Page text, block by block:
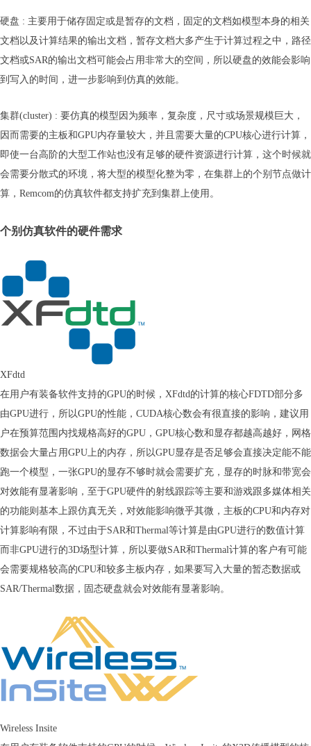
硬盘 : 主要用于储存固定或是暂存的文档，固定的文档如模型本身的相关
文档以及计算结果的输出文档，暂存文档大多产生于计算过程之中，路径
文档或SAR的输出文档可能会占用非常大的空间，所以硬盘的效能会影响
到写入的时间，进一步影响到仿真的效能。
集群(cluster) : 要仿真的模型因为频率，复杂度，尺寸或场景规模巨大，
因而需要的主板和GPU内存量较大，并且需要大量的CPU核心进行计算，
即使一台高阶的大型工作站也没有足够的硬件资源进行计算，这个时候就
会需要分散式的环境，将大型的模型化整为零，在集群上的个别节点做计
算，Remcom的仿真软件都支持扩充到集群上使用。
个别仿真软件的硬件需求
XFdtd
在用户有装备软件支持的GPU的时候，XFdtd的计算的核心FDTD部分多
由GPU进行，所以GPU的性能，CUDA核心数会有很直接的影响，建议用
户在预算范围内找规格高好的GPU，GPU核心数和显存都越高越好，网格
数据会大量占用GPU上的内存，所以GPU显存是否足够会直接决定能不能
跑一个模型，一张GPU的显存不够时就会需要扩充，显存的时脉和带宽会
对效能有显著影响，至于GPU硬件的射线跟踪等主要和游戏跟多媒体相关
的功能则基本上跟仿真无关，对效能影响微乎其微，主板的CPU和内存对
计算影响有限，不过由于SAR和Thermal等计算是由GPU进行的数值计算
而非GPU进行的3D场型计算，所以要做SAR和Thermal计算的客户有可能
会需要规格较高的CPU和较多主板内存，如果要写入大量的暂态数据或
SAR/Thermal数据，固态硬盘就会对效能有显著影响。
Wireless Insite